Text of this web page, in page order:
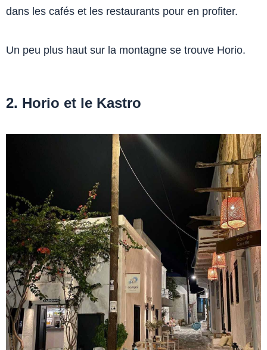
dans les cafés et les restaurants pour en profiter.
Un peu plus haut sur la montagne se trouve Horio.
2. Horio et le Kastro